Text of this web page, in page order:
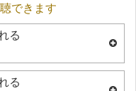
できます
る
る